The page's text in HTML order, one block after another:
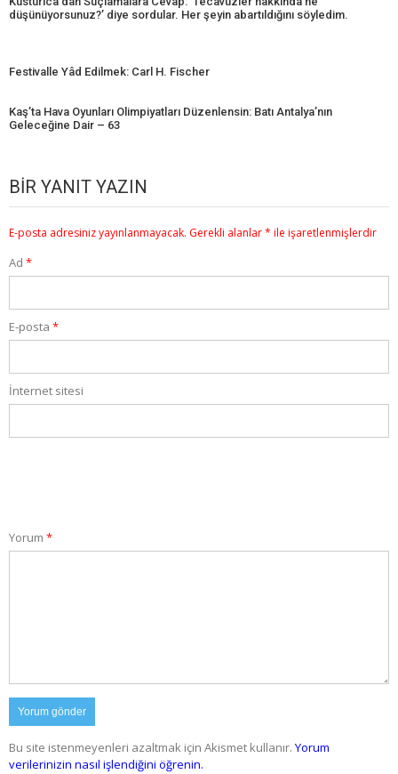
düşünüyorsunuz?’ diye sordular. Her şeyin abartıldığını söyledim.
Festivalle Yâd Edilmek: Carl H. Fischer
Kaş’ta Hava Oyunları Olimpiyatları Düzenlensin: Batı Antalya’nın
Geleceğine Dair – 63
BIR YANIT YAZIN
E-posta adresiniz yayınlanmayacak. Gerekli alanlar* ile işaretlenmişlerdir
Ad *
E-posta *
İnternet sitesi
Yorum *
Bu site istenmeyenleri azaltmak için Akismet kullanır. Yorum
verilerinizin nasıl işlendiğini öğrenin.